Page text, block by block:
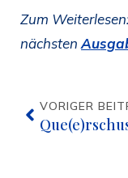
Zum
nächsten
VORIGER